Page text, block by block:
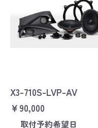
X3-710S-LVP-AV
￥90,000
取付予約希望日